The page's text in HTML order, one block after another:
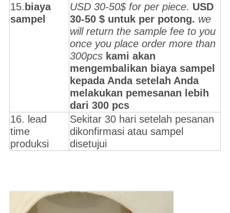
15. biaya
sampel
USD 30-50$ for per piece. USD
30-50 $ untuk per potong. we
will return the sample fee to you
once you place order more than
300pcs kami akan
mengembalikan biaya sampel
kepada Anda setelah Anda
melakukan pemesanan lebih
dari 300 pcs
16. lead
time
produksi
Sekitar 30 hari setelah pesanan
dikonfirmasi atau sampel
disetujui